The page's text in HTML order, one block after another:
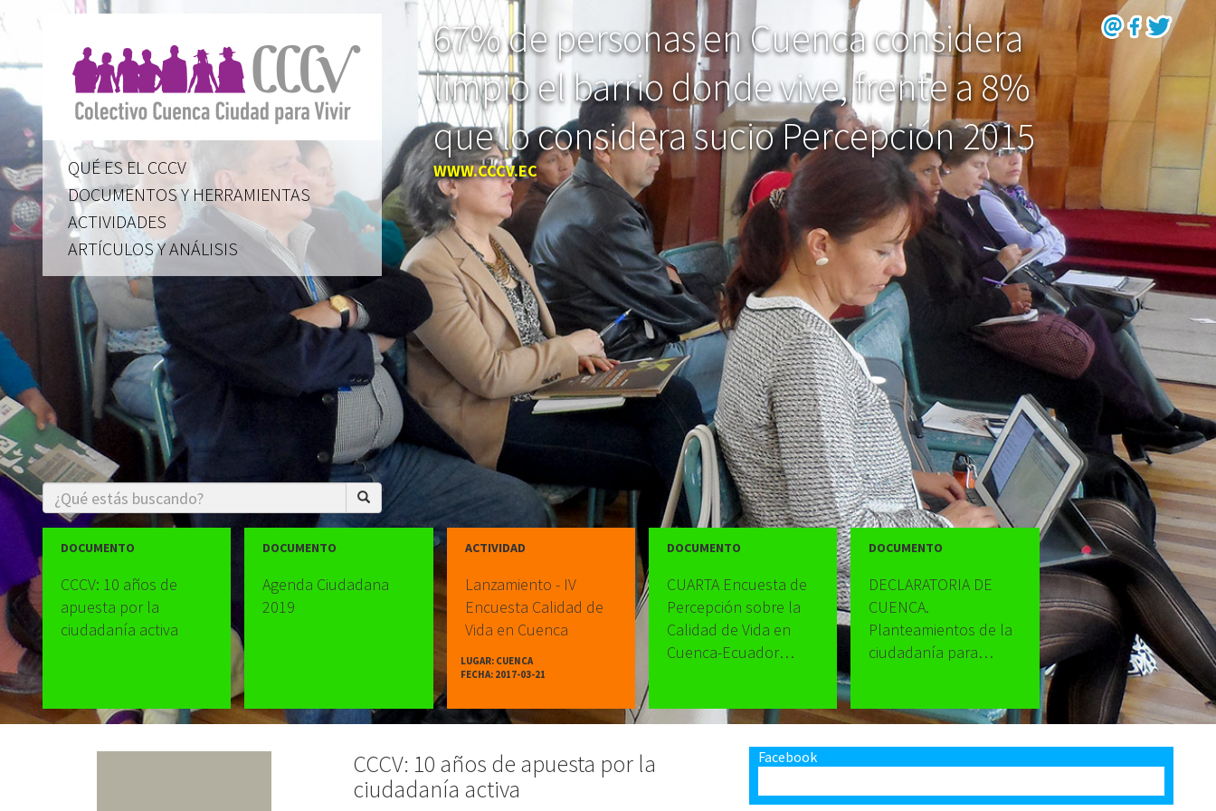
QUÉ ES EL CCCV
DOCUMENTOS Y HERRAMIENTAS
ACTIVIDADES
ARTÍCULOS Y ANÁLISIS
67% de personas en Cuenca considera
limpio el barrio donde vive, frente a 8%
que lo considera sucio Percepción 2015
WWW.CCCV.EC
DOCUMENTO
CCCV: 10 años de
apuesta por la
ciudadanía activa
DOCUMENTO
Agenda Ciudadana
2019
ACTIVIDAD
Lanzamiento - IV
Encuesta Calidad de
Vida en Cuenca
LUGAR: CUENCA
FECHA: 2017-03-21
DOCUMENTO
CUARTA Encuesta de
Percepción sobre la
Calidad de Vida en
Cuenca-Ecuador
DOCUMENTO
DECLARATORIA DE
CUENCA.
Planteamientos de la
ciudadanía para
CCCV: 10 años de apuesta por la
ciudadanía activa
Facebook